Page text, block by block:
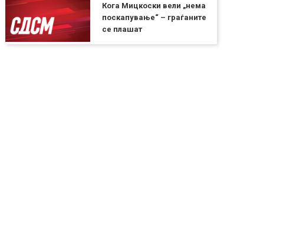
Кога Мицкоски вели „нема
поскапување“ – граѓаните
се плашат